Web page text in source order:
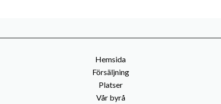
Hemsida
Försäljning
Platser
Vår byrå